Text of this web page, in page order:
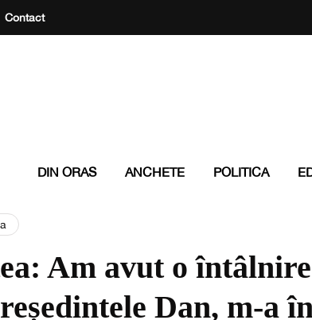
Contact
DIN ORAS ANCHETE POLITICA
Am avut o
Dan, m-a